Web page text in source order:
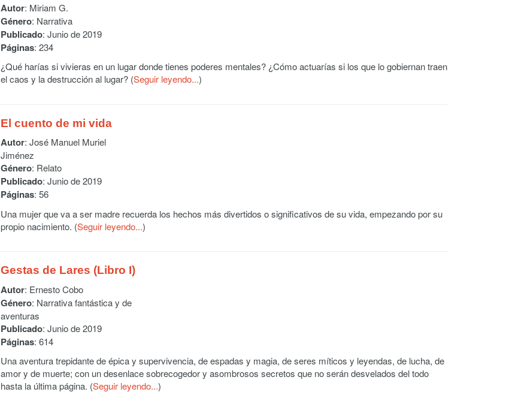
Autor: Miriam G.
Género: Narrativa
Publicado: Junio de 2019
Páginas: 234
¿Qué harías si vivieras en un lugar donde tienes poderes mentales? ¿Cómo actuarías si los que lo gobiernan traen
el caos y la destrucción al lugar? (Seguir leyendo...)
El cuento de mi vida
Autor: José Manuel Muriel
Jiménez
Género: Relato
Publicado: Junio de 2019
Páginas: 56
Una mujer que va a ser madre recuerda los hechos más divertidos o significativos de su vida, empezando por su
propio nacimiento. (Seguir leyendo...)
Gestas de Lares (Libro I)
Autor: Ernesto Cobo
Género: Narrativa fantástica y de
aventuras
Publicado: Junio de 2019
Páginas: 614
Una aventura trepidante de épica y supervivencia, de espadas y magia, de seres míticos y leyendas, de lucha, de
amor y de muerte; con un desenlace sobrecogedor y asombrosos secretos que no serán desvelados del todo
hasta la última página. (Seguir leyendo...)